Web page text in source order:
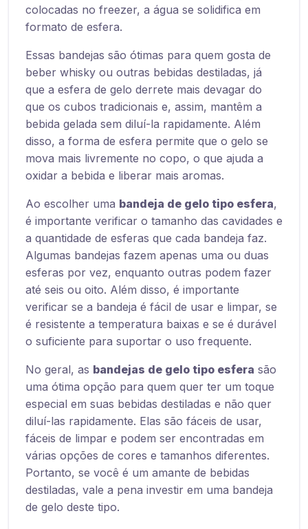
colocadas no freezer, a água se solidifica em
formato de esfera.
Essas bandejas são ótimas para quem gosta de
beber whisky ou outras bebidas destiladas, já
que a esfera de gelo derrete mais devagar do
que os cubos tradicionais e, assim, mantêm a
bebida gelada sem diluí-la rapidamente. Além
disso, a forma de esfera permite que o gelo se
mova mais livremente no copo, o que ajuda a
oxidar a bebida e liberar mais aromas.
Ao escolher uma bandeja de gelo tipo esfera,
é importante verificar o tamanho das cavidades e
a quantidade de esferas que cada bandeja faz.
Algumas bandejas fazem apenas uma ou duas
esferas por vez, enquanto outras podem fazer
até seis ou oito. Além disso, é importante
verificar se a bandeja é fácil de usar e limpar, se
é resistente a temperatura baixas e se é durável
o suficiente para suportar o uso frequente.
No geral, as bandejas de gelo tipo esfera são
uma ótima opção para quem quer ter um toque
especial em suas bebidas destiladas e não quer
diluí-las rapidamente. Elas são fáceis de usar,
fáceis de limpar e podem ser encontradas em
várias opções de cores e tamanhos diferentes.
Portanto, se você é um amante de bebidas
destiladas, vale a pena investir em uma bandeja
de gelo deste tipo.